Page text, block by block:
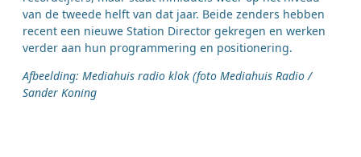
van de tweede helft van dat jaar. Beide zenders hebben
recent een nieuwe Station Director gekregen en werken
verder aan hun programmering en positionering.
Afbeelding: Mediahuis radio klok (foto Mediahuis Radio /
Sander Koning